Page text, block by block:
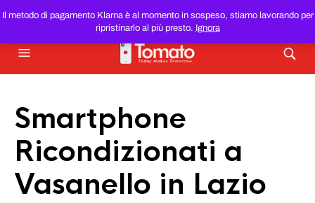
Il metodo di pagamento Klarna è al momento in sospeso, stiamo lavorando per
ripristinarlo al più presto. Ignora
SMARTPHONE E TABLET RICONDIZIONATIAL MIGLIOR
PREZZO DEL WEB!
Smartphone
Ricondizionati a
Vasanello in Lazio